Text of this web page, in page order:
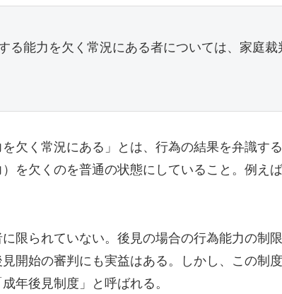
る能力を欠く常況にある者については、家庭
欠く常況にある」とは、行為の結果を弁識す
を欠くのを普通の状態にしていること。例え
限られていない。後見の場合の行為能力の制
開始の審判にも実益はある。しかし、この制
年後見制度」と呼ばれる。